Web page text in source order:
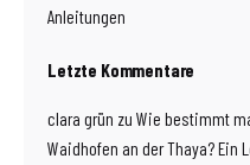
Anleitungen
Letzte Kommentare
clara grün zu Wie bestimmt
Waidhofen an der Thaya? Ein